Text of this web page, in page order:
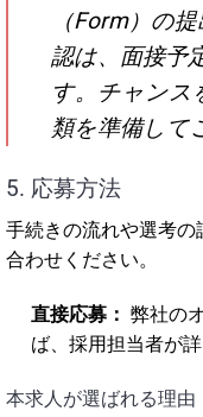
（Form）の
認は、面接予
す。チャンス
類を準備して
5. 応募方法
手続きの流れや選考
合わせください。
直接応募： 弊社の
ば、採用担当者が
本求人が選ばれる理由